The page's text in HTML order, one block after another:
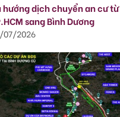
hướng dịch chuyển an cư từ
sang Bình Dương
07/2026